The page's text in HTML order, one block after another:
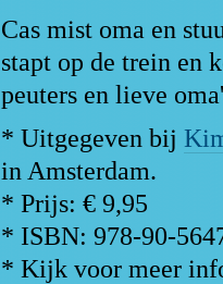
Cas mist oma en
stapt op de trein en
peuters en lieve
* Uitgegeven bij
in Amsterdam.
* Prijs: € 9,95
* ISBN: 978-90-
* Kijk voor meer